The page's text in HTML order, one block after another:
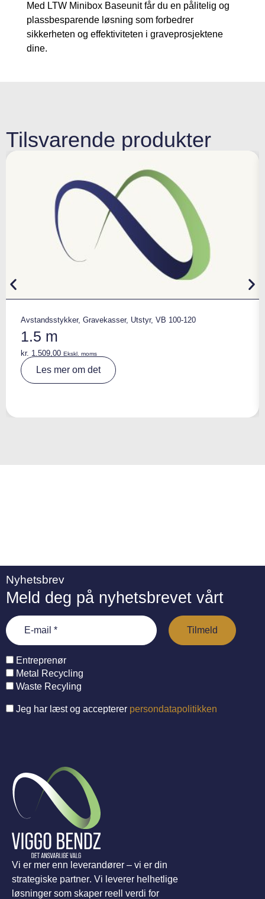
Med LTW Minibox Baseunit får du en pålitelig og
plassbesparende løsning som forbedrer
sikkerheten og effektiviteten i graveprosjektene
dine.
Tilsvarende produkter
Avstandsstykker, Gravekasser, Utstyr, VB 100-120
1.5 m
kr. 1.509,00 Ekskl. moms
Les mer om det
Nyhetsbrev
Meld deg på nyhetsbrevet vårt
Entreprenør
Metal Recycling
Waste Recyling
Jeg har læst og accepterer persondatapolitikken
Vi er mer enn leverandører – vi er din
strategiske partner. Vi leverer helhetlige
løsninger som skaper reell verdi for